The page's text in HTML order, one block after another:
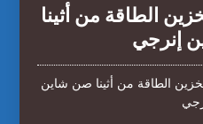
الطاقة من أثينا
إنرجي
الطاقة من أثينا صن شاين